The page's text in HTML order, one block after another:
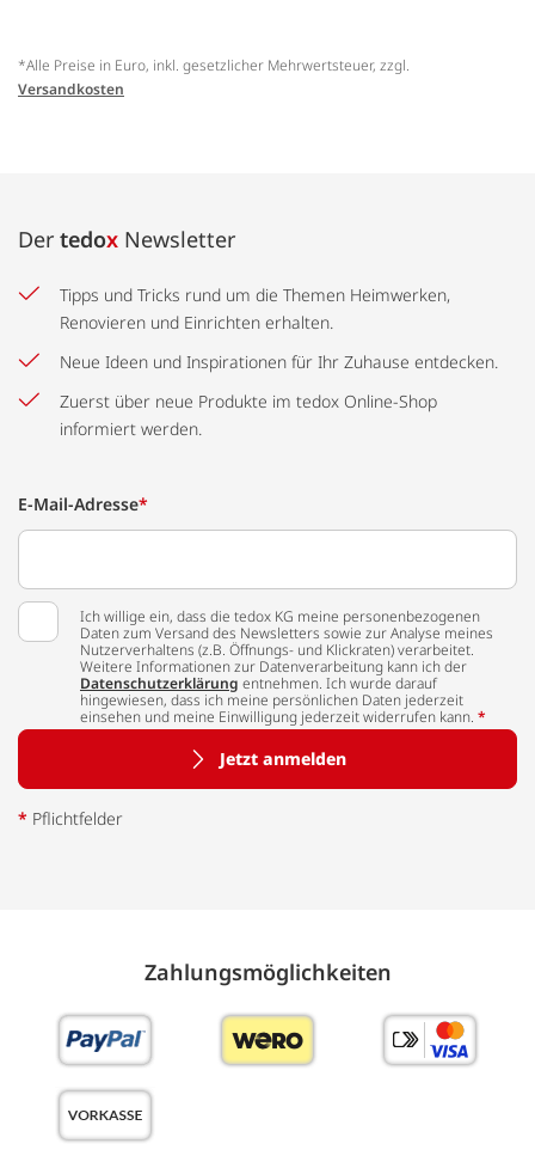
*Alle Preise in Euro, inkl. gesetzlicher Mehrwertsteuer, zzgl.
Versandkosten
Der tedox Newsletter
Tipps und Tricks rund um die Themen Heimwerken,
Renovieren und Einrichten erhalten.
Neue Ideen und Inspirationen für Ihr Zuhause entdecken.
Zuerst über neue Produkte im tedox Online-Shop
informiert werden.
E-Mail-Adresse*
Ich willige ein, dass die tedox KG meine personenbezogenen
Daten zum Versand des Newsletters sowie zur Analyse meines
Nutzerverhaltens (z.B. Öffnungs- und Klickraten) verarbeitet.
Weitere Informationen zur Datenverarbeitung kann ich der
Datenschutzerklärung entnehmen. Ich wurde darauf
hingewiesen, dass ich meine persönlichen Daten jederzeit
einsehen und meine Einwilligung jederzeit widerrufen kann. *
Jetzt anmelden
* Pflichtfelder
Zahlungs­möglich­keiten